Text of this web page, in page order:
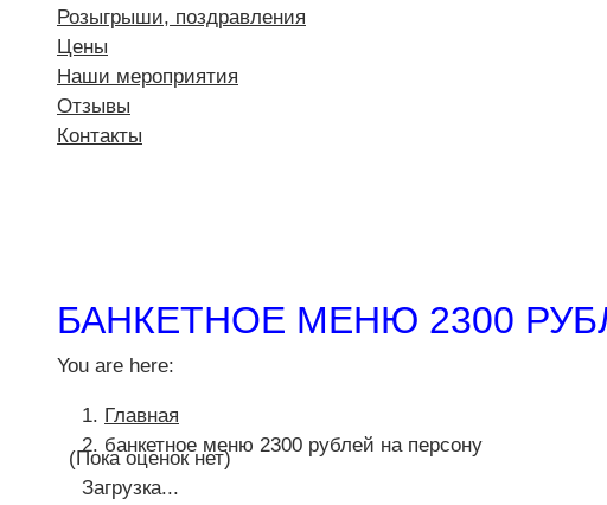
Розыгрыши, поздравления
Цены
Наши мероприятия
Отзывы
Контакты
БАНКЕТНОЕ МЕНЮ 2300
You are here:
Главная
банкетное меню 2300 рублей на персону
(Пока оценок нет)
Загрузка...